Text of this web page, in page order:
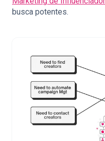
busca potentes.